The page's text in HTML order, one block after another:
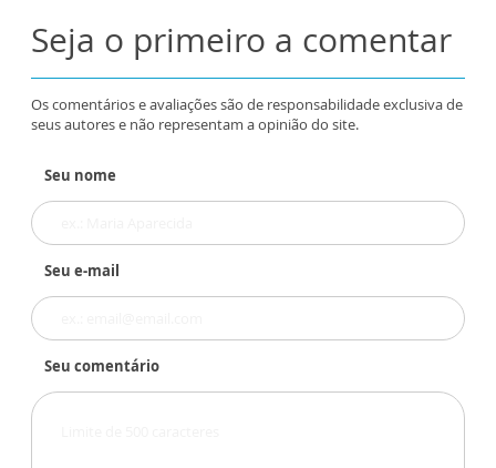
Seja o primeiro a comentar
Os comentários e avaliações são de responsabilidade exclusiva de
seus autores e não representam a opinião do site.
Seu nome
Seu e-mail
Seu comentário